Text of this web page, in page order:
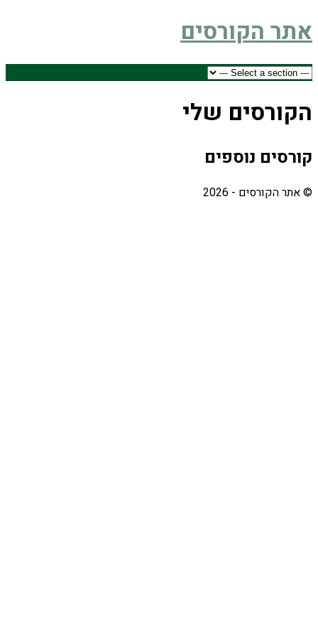
אתר הקורסים
הקורסים שלי
קורסים נוספים
© אתר הקורסים - 2026